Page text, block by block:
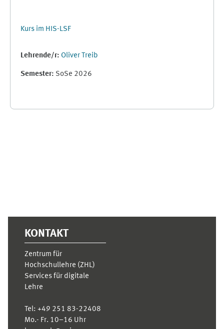
Kurs im HIS-LSF
Lehrende/r: Oliver Treib
Semester: SoSe 2026
KONTAKT
Zentrum für
Hochschullehre (ZHL)
Services für digitale
Lehre
Tel: +49 251 83-22408
Mo.- Fr. 10–16 Uhr